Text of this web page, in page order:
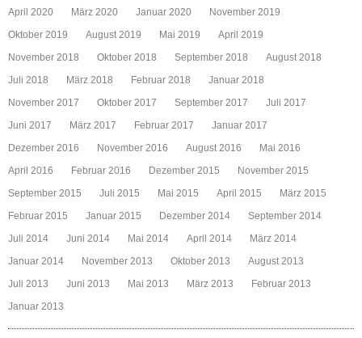
April 2020
März 2020 Januar 2020
November 2019
Oktober 2019
August 2019 Mai 2019
April 2019
November 2018
Oktober 2018 September 2018
August 2018
Juli 2018
März 2018 Februar 2018
Januar 2018
November 2017
Oktober 2017 September 2017
Juli 2017
Juni 2017
März 2017 Februar 2017
Januar 2017
Dezember 2016
November 2016 August 2016
Mai 2016
April 2016
Februar 2016 Dezember 2015
November 2015
September 2015
Juli 2015 Mai 2015 April 2015
März 2015
Februar 2015
Januar 2015 Dezember 2014
September 2014
Juli 2014
Juni 2014 Mai 2014 April 2014
März 2014
Januar 2014
November 2013 Oktober 2013
August 2013
Juli 2013
Juni 2013 Mai 2013 März 2013
Februar 2013
Januar 2013